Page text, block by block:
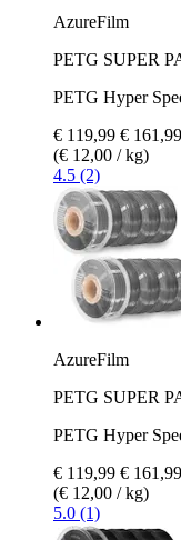
AzureFilm
PETG SUPER
PETG Hyper
€ 119,99 € 161,99
(€ 12,00 / kg)
4.5 (2)
AzureFilm
PETG SUPER
PETG Hyper
€ 119,99 € 161,99
(€ 12,00 / kg)
5.0 (1)